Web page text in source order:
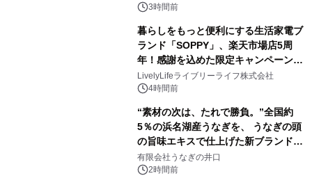
催 英国ラジオ「NTS」の 特別プログ
アーティストを フィーチャーしたアニ
メーションを公開～
3時間前
暮らしをもっと便利にする生活家電ブ
ランド「SOPPY」、楽天市場店5周
年！感謝を込めた限定キャンペーンを
8月10日より開催
LivelyLifeライブリーライフ株式会社
4時間前
“素材の次は、たれで勝負。”全国約
5％の浜名湖産うなぎを、 うなぎの頭
の旨味エキスで仕上げた新ブランド
「井口の誉」誕生
有限会社うなぎの井口
2時間前